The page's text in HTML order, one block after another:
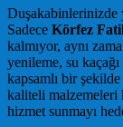
Duşakabinlerinizde
Sadece Körfez
kalmıyor, aynı
yenileme, su
kapsamlı bir
kaliteli
hizmet sunmayı